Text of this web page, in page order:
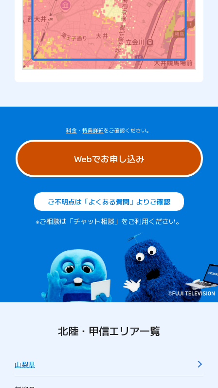
料金 ・ 特典詳細をご確認ください。
Webでお申し込み
ご不明点は「よくある質問」よりご確認
※ご相談は「チャット相談」をご利用ください。
北陸・甲信エリア一覧
山梨県